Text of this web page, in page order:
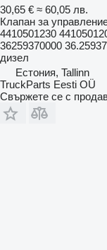
30,65 € ≈ 60,05 лв.
Клапан за
4410501230
36259370000
дизел
Естония, Tallinn
TruckParts Eesti OÜ
Свържете се с